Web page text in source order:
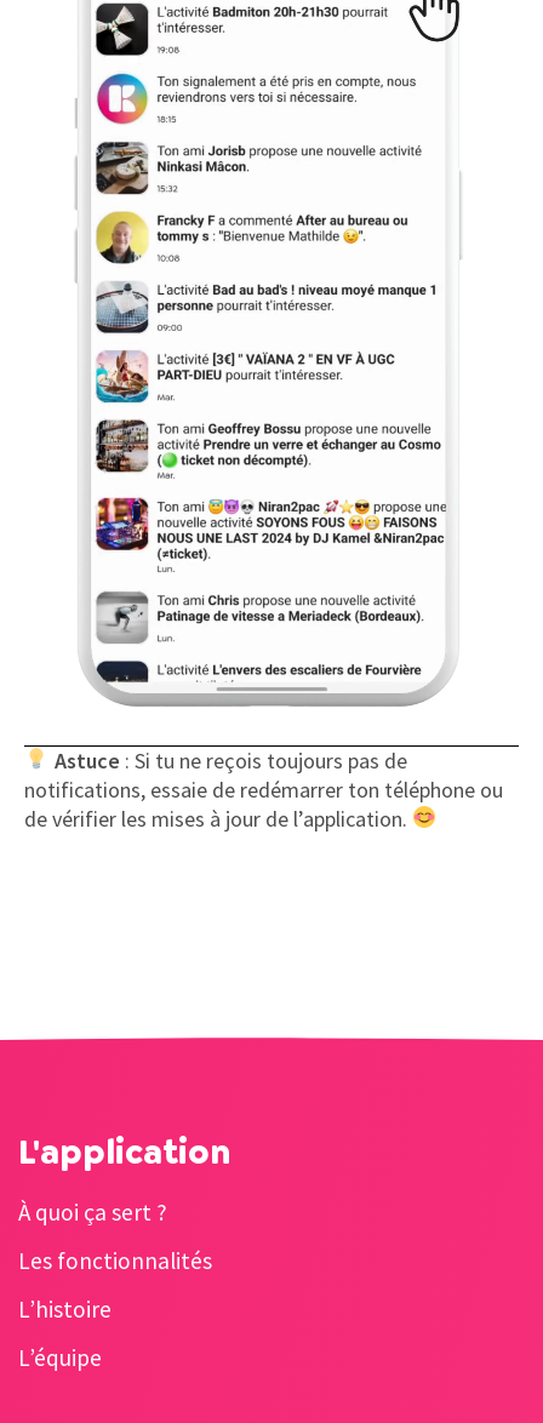
Astuce : Si tu ne reçois toujours pas de
notifications, essaie de redémarrer ton téléphone ou
de vérifier les mises à jour de l’application.
L'application
À quoi ça sert ?
Les fonctionnalités
L’histoire
L’équipe